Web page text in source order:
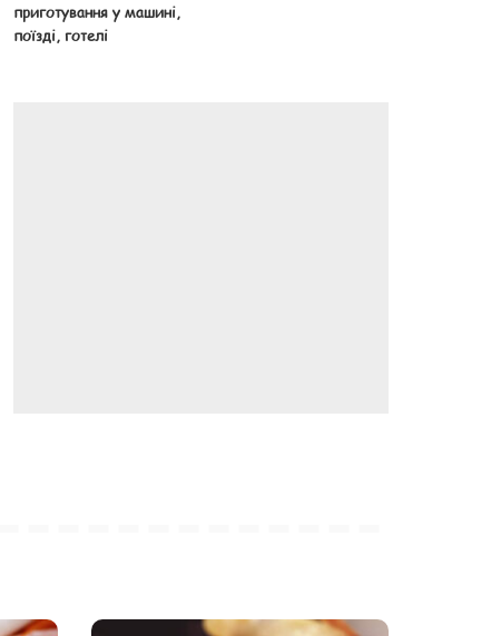
приготування у машині,
поїзді, готелі